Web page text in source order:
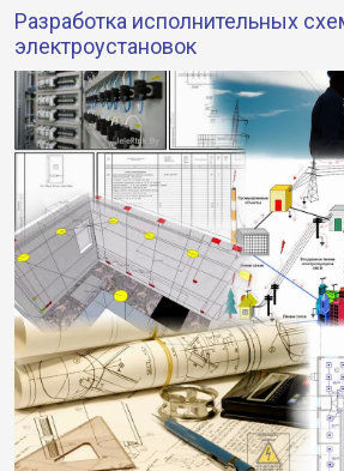
Разработка исполнительных
электроустановок